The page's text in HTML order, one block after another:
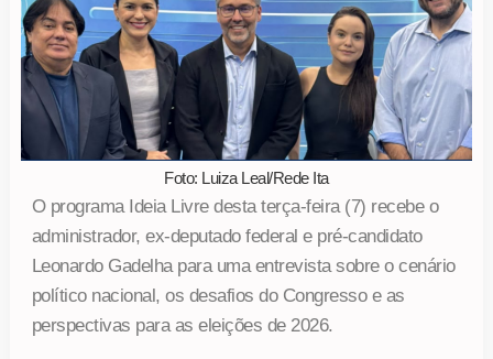
Foto: Luiza Leal/Rede Ita
O programa Ideia Livre desta terça-feira (7) recebe o
administrador, ex-deputado federal e pré-candidato
Leonardo Gadelha para uma entrevista sobre o cenário
político nacional, os desafios do Congresso e as
perspectivas para as eleições de 2026.